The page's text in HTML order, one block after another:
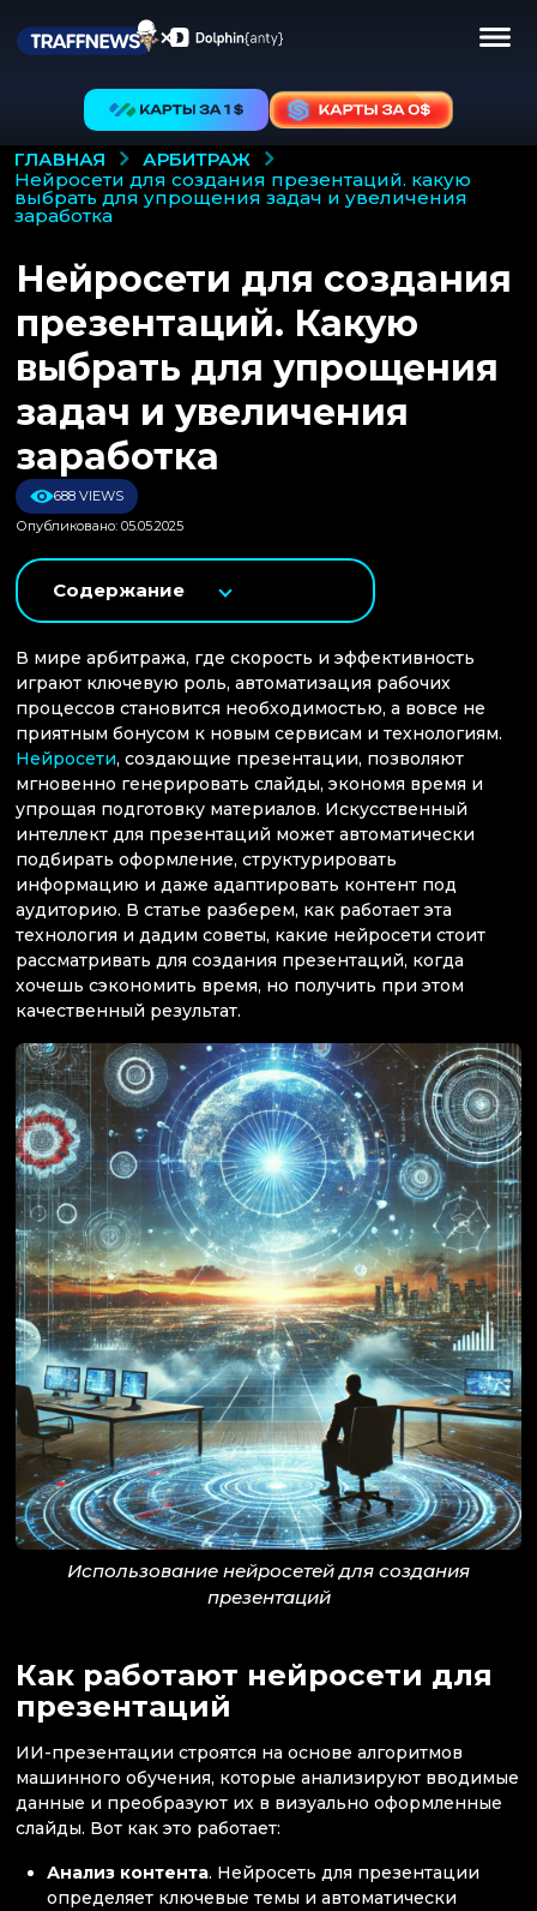
ГЛАВНАЯ
АРБИТРАЖ
нейросети для создания презентаций. какую
выбрать для упрощения задач и увеличения
заработка
Нейросети для создания
презентаций. Какую
выбрать для упрощения
задач и увеличения
заработка
688 VIEWS
Опубликовано: 05.05.2025
Содержание
В мире арбитража, где скорость и эффективность
играют ключевую роль, автоматизация рабочих
процессов становится необходимостью, а вовсе не
приятным бонусом к новым сервисам и технологиям.
Нейросети, создающие презентации, позволяют
мгновенно генерировать слайды, экономя время и
упрощая подготовку материалов. Искусственный
интеллект для презентаций может автоматически
подбирать оформление, структурировать
информацию и даже адаптировать контент под
аудиторию. В статье разберем, как работает эта
технология и дадим советы, какие нейросети стоит
рассматривать для создания презентаций, когда
хочешь сэкономить время, но получить при этом
качественный результат.
Использование нейросетей для создания
презентаций
Как работают нейросети для
презентаций
ИИ-презентации строятся на основе алгоритмов
машинного обучения, которые анализируют вводимые
данные и преобразуют их в визуально оформленные
слайды. Вот как это работает:
Анализ контента. Нейросеть для презентации
определяет ключевые темы и автоматически